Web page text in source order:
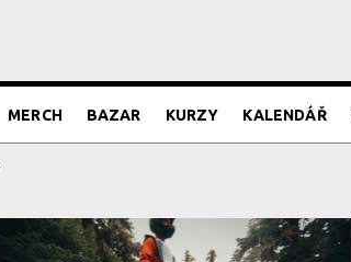
MERCH BAZAR KURZY KALENDÁŘ